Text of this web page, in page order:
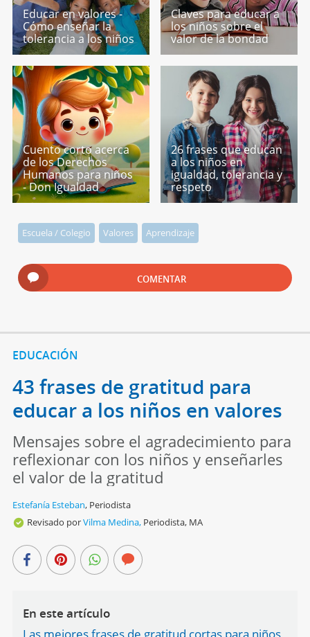
Educar en valores -
Cómo enseñar la
tolerancia a los niños
Claves para educar a
los niños sobre el
valor de la bondad
Cuento corto acerca
de los Derechos
Humanos para niños
- Don Igualdad
26 frases que educan
a los niños en
igualdad, tolerancia y
respeto
Escuela / Colegio Valores Aprendizaje
COMENTAR
EDUCACIÓN
43 frases de gratitud para
educar a los niños en valores
Mensajes sobre el agradecimiento para
reflexionar con los niños y enseñarles
el valor de la gratitud
Estefanía Esteban, Periodista
Revisado porVilma Medina, Periodista, MA
En este artículo